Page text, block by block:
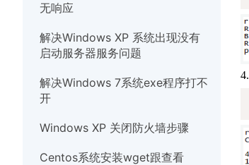
无响应
解决Windows XP 系统出现没有
启动服务器服务问题
解决Windows 7系统exe程序打不
开
Windows XP 关闭防火墙步骤
Centos系统安装wget跟查看
4.